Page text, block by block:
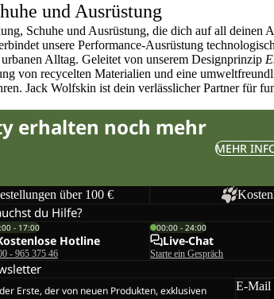
und Ausrüstung
Schuhe und Ausrüstung, die dich auf all deinen
unsere Performance-Ausrüstung
Alltag. Geleitet von unserem Designprinzip
von recycelten Materialien und eine
Jack Wolfskin ist dein verlässlicher Partner für
erhalten noch mehr
MEHR
über 100 €
du Hilfe?
- 17:00
Hotline
- 965 375 46
00:00 - 24:00
Live-Chat
Starte ein Gespräch
Erste, der von neuen Produkten, exklusiven
E-Mail